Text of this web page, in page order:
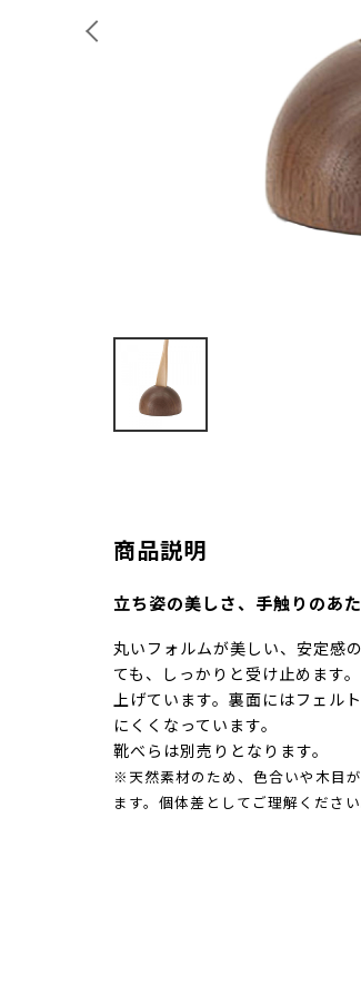
商品説明
立ち姿の美しさ、手触りのあ
丸いフォルムが美しい、安定感
ても、しっかりと受け止めます
上げています。裏面にはフェル
にくくなっています。
靴べらは別売りとなります。
※天然素材のため、色合いや木目
ます。個体差としてご理解ください